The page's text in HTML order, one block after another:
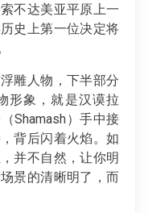
不达美亚平原上一
史上第一位决定将
雕人物，下半部分
形象，就是汉谟拉
Shamash）手中接
背后闪着火焰。如
并不自然，让你明
景的清晰明了，而